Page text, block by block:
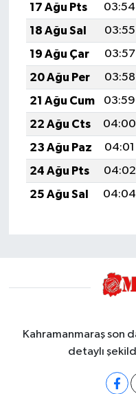
17 Ağu Pts
03:54
18 Ağu Sal
03:55
19 Ağu Çar
03:57
20 Ağu Per
03:58
21 Ağu Cum
03:59
22 Ağu Cts
04:00
23 Ağu Paz
04:01
24 Ağu Pts
04:02
25 Ağu Sal
04:04
Kahramanmaraş son
detaylı